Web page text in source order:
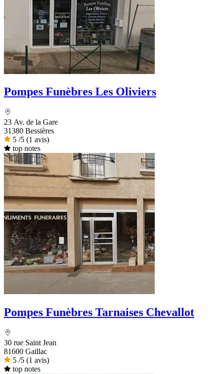
Pompes Funèbres Les Oliviers
23 Av. de la Gare
31380 Bessières
5 /5 (1 avis)
top notes
Pompes Funèbres Tarnaises Chevallot
30 rue Saint Jean
81600 Gaillac
5 /5 (1 avis)
top notes